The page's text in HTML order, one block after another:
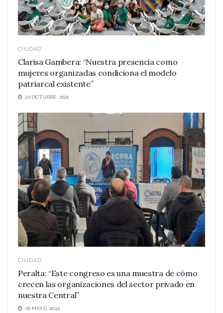
CIUDAD
Clarisa Gambera: “Nuestra presencia como
mujeres organizadas condiciona el modelo
patriarcal existente”
22 OCTUBRE, 2021
CIUDAD
Peralta: “Este congreso es una muestra de cómo
crecen las organizaciones del sector privado en
nuestra Central”
26 MAYO, 2022